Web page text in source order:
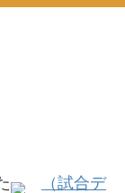
（試合デ